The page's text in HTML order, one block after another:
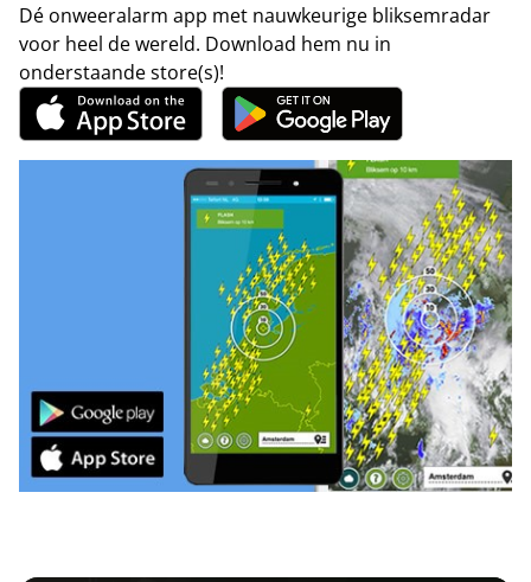
Dé onweeralarm app met nauwkeurige bliksemradar
voor heel de wereld. Download hem nu in
onderstaande store(s)!